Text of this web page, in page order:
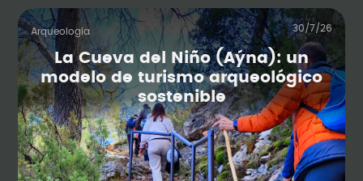
Arqueología 30/7/26
La Cueva del Niño (Aýna): un
modelo de turismo arqueológico
sostenible